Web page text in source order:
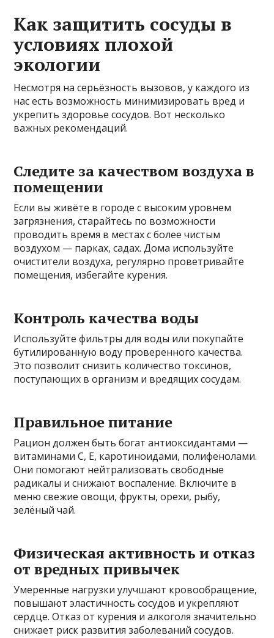
Как защитить сосуды в
условиях плохой
экологии
Несмотря на серьёзность вызовов, у каждого из
нас есть возможность минимизировать вред и
укрепить здоровье сосудов. Вот несколько
важных рекомендаций.
Следите за качеством воздуха в
помещении
Если вы живёте в городе с высоким уровнем
загрязнения, старайтесь по возможности
проводить время в местах с более чистым
воздухом — парках, садах. Дома используйте
очистители воздуха, регулярно проветривайте
помещения, избегайте курения.
Контроль качества воды
Используйте фильтры для воды или покупайте
бутилированную воду проверенного качества.
Это позволит снизить количество токсинов,
поступающих в организм и вредящих сосудам.
Правильное питание
Рацион должен быть богат антиоксидантами —
витаминами C, E, каротиноидами, полифенолами.
Они помогают нейтрализовать свободные
радикалы и снижают воспаление. Включите в
меню свежие овощи, фрукты, орехи, рыбу,
зелёный чай.
Физическая активность и отказ
от вредных привычек
Умеренные нагрузки улучшают кровообращение,
повышают эластичность сосудов и укрепляют
сердце. Отказ от курения и алкоголя значительно
снижает риск развития заболеваний сосудов.